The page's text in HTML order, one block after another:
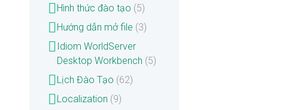
Hình thức đào tạo (5)
Hướng dẫn mở file (3)
Idiom WorldServer
Desktop Workbench (5)
Lịch Đào Tạo (62)
Localization (9)